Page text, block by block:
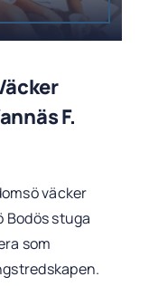
F.
väcker
Bodös stuga
som